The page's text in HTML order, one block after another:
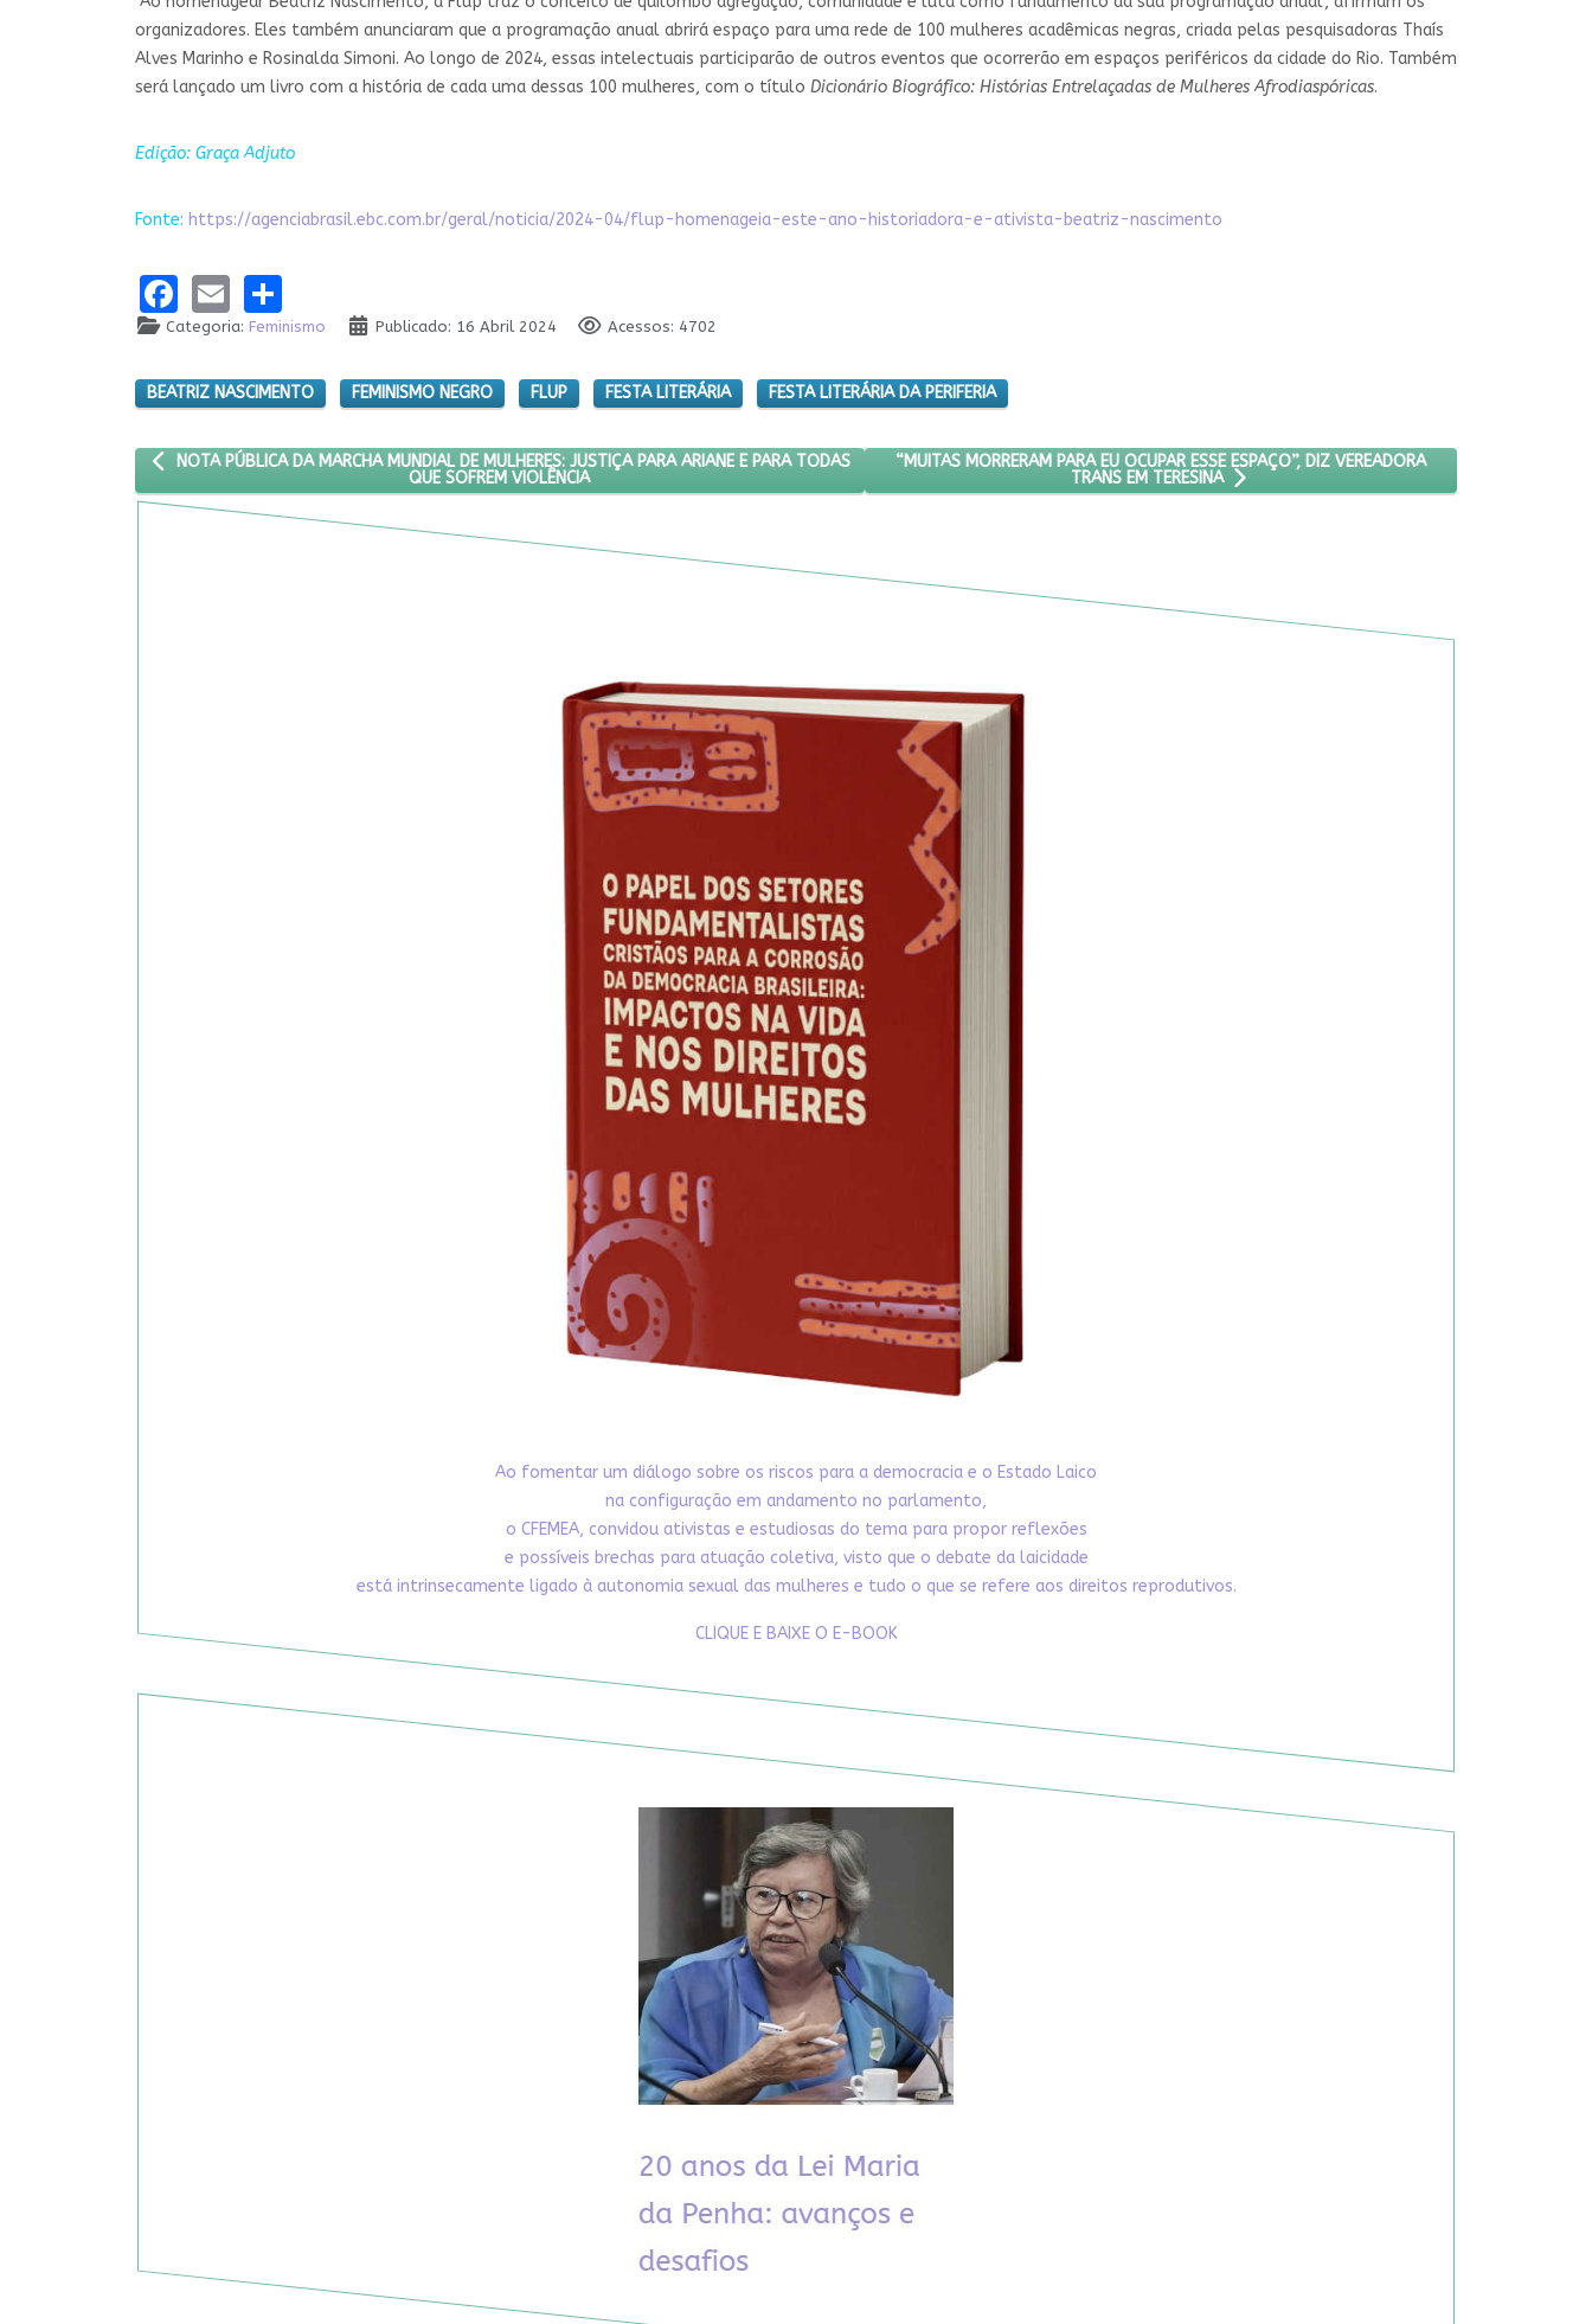
organizadores. Eles também anunciaram que a programação anual abrirá espaço para uma rede de 100 mulheres acadêmicas negras, criada pelas pesquisadoras Thaís
Alves Marinho e Rosinalda Simoni. Ao longo de 2024, essas intelectuais participarão de outros eventos que ocorrerão em espaços periféricos da cidade do Rio. Também
será lançado um livro com a história de cada uma dessas 100 mulheres, com o título Dicionário Biográfico: Histórias Entrelaçadas de Mulheres Afrodiaspóricas.
Edição: Graça Adjuto
Fonte: https://agenciabrasil.ebc.com.br/geral/noticia/2024-04/flup-homenageia-este-ano-historiadora-e-ativista-beatriz-nascimento
Facebook
Email
Categoria: Feminismo Publicado: 16 Abril 2024 Acessos: 4702
BEATRIZ NASCIMENTO FEMINISMO NEGRO FLUP FESTA LITERÁRIA FESTA LITERÁRIA DA PERIFERIA
ARTIGO ANTERIOR: NOTA PÚBLICA DA MARCHA MUNDIAL DE MULHERES: JUSTIÇA PARA ARIANE E PARA TODAS QUE SOFREM VIOLÊNCIA
NOTA PÚBLICA DA MARCHA MUNDIAL DE MULHERES: JUSTIÇA PARA ARIANE E PARA TODAS
QUE SOFREM VIOLÊNCIA
PRÓXIMO ARTIGO: “MUITAS MORRERAM PARA EU OCUPAR ESSE ESPAÇO”, DIZ VEREADORA
“MUITAS MORRERAM PARA EU OCUPAR ESSE ESPAÇO”, DIZ VEREADORA
TRANS EM TERESINA
Ao fomentar um diálogo sobre os riscos para a democracia e o Estado Laico
na configuração em andamento no parlamento,
o CFEMEA, convidou ativistas e estudiosas do tema para propor reflexões
e possíveis brechas para atuação coletiva, visto que o debate da laicidade
está intrinsecamente ligado à autonomia sexual das mulheres e tudo o que se refere aos direitos reprodutivos.
CLIQUE E BAIXE O E-BOOK